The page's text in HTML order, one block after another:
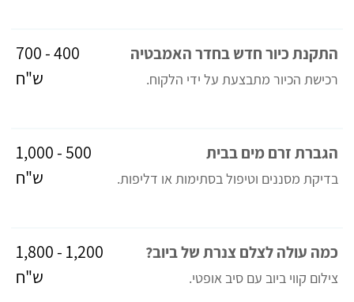
התקנת כיור חדש בחדר האמבטיה
רכישת הכיור מתבצעת על ידי הלקוח.
400 - 700
ש"ח
הגברת זרם מים בבית
בדיקת מסננים וטיפול בסתימות או דליפות.
500 - 1,000
ש"ח
כמה עולה לצלם צנרת של ביוב?
צילום קווי ביוב עם סיב אופטי.
1,200 - 1,800
ש"ח